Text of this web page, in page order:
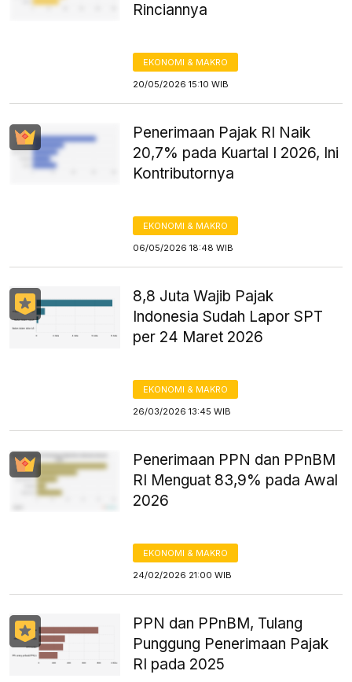
Rinciannya
EKONOMI & MAKRO
20/05/2026 15:10 WIB
Penerimaan Pajak RI Naik
20,7% pada Kuartal I 2026, Ini
Kontributornya
EKONOMI & MAKRO
06/05/2026 18:48 WIB
8,8 Juta Wajib Pajak
Indonesia Sudah Lapor SPT
per 24 Maret 2026
EKONOMI & MAKRO
26/03/2026 13:45 WIB
Penerimaan PPN dan PPnBM
RI Menguat 83,9% pada Awal
2026
EKONOMI & MAKRO
24/02/2026 21:00 WIB
PPN dan PPnBM, Tulang
Punggung Penerimaan Pajak
RI pada 2025